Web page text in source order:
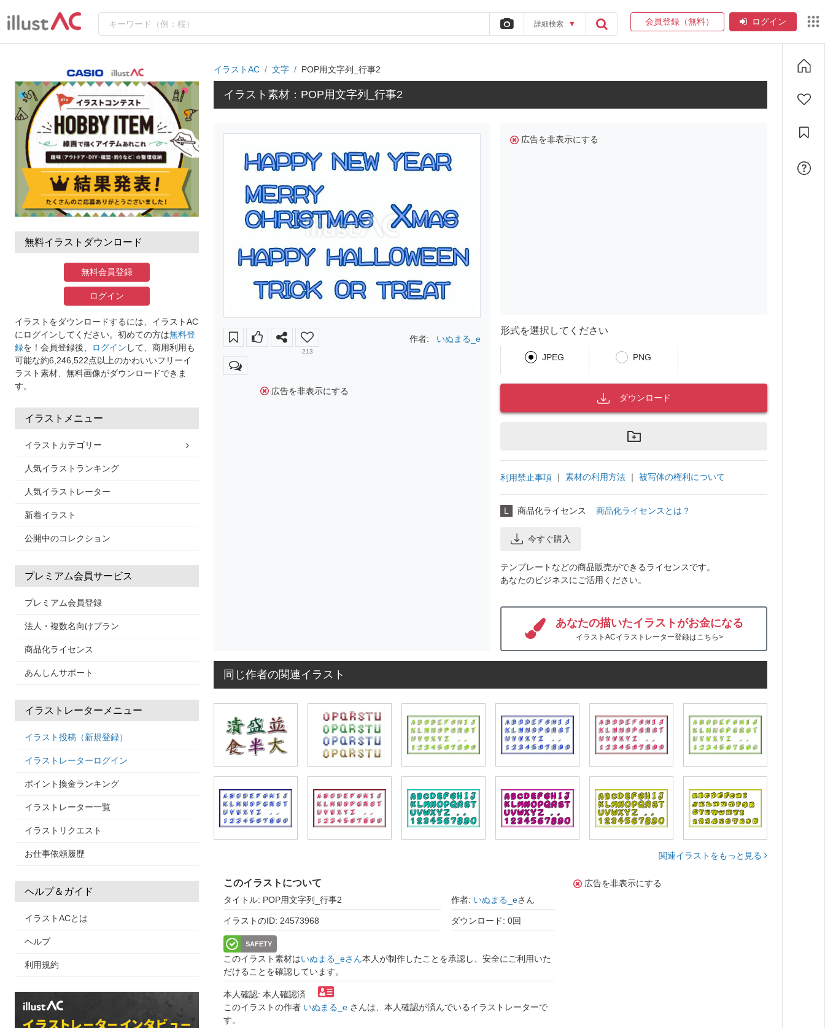
詳細検索 ▼ 会員登録（無料） ログイン
無料イラストダウンロード
無料会員登録
ログイン
イラストをダウンロードするには、イラストAC
にログインしてください。初めての方は無料登
録を！会員登録後、 ログイン して、商用利用も
可能な約6,246,522点以上のかわいいフリーイ
ラスト素材、無料画像がダウンロードできま
す。
イラストメニュー
イラストカテゴリー
人気イラストランキング
人気イラストレーター
新着イラスト
公開中のコレクション
プレミアム会員サービス
プレミアム会員登録
法人・複数名向けプラン
商品化ライセンス
あんしんサポート
イラストレーターメニュー
イラスト投稿（新規登録）
イラストレーターログイン
ポイント換金ランキング
イラストレーター一覧
イラストリクエスト
お仕事依頼履歴
ヘルプ＆ガイド
イラストACとは
ヘルプ
利用規約
イラストAC 文字 POP用文字列_行事2
イラスト素材：POP用文字列_行事2
213
作者: いぬまる_e
広告を非表示にする
広告を非表示にする
形式を選択してください
JPEG PNG
ダウンロード
利用禁止事項 ｜ 素材の利用方法 ｜ 被写体の権利について
L 商品化ライセンス 商品化ライセンスとは？
今すぐ購入
テンプレートなどの商品販売ができるライセンスです。
あなたのビジネスにご活用ください。
あなたの描いたイラストがお金になる
イラストACイラストレーター登録はこちら>
同じ作者の関連イラスト
関連イラストをもっと見る
このイラストについて
タイトル: POP用文字列_行事2 作者: いぬまる_eさん
イラストのID: 24573968 ダウンロード: 0回
SAFETY
このイラスト素材はいぬまる_eさん本人が制作したことを承認し、安全にご利用いた
だけることを確認しています。
本人確認: 本人確認済
このイラストの作者 いぬまる_e さんは、本人確認が済んでいるイラストレーターで
す。
広告を非表示にする